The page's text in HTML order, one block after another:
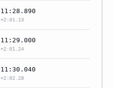
11:28.890
+2:01.13
11:29.000
+2:01.24
11:30.040
+2:02.28